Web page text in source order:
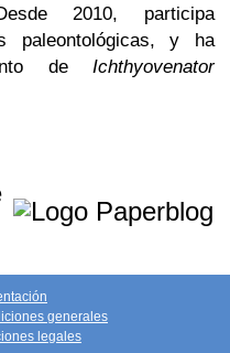
2010, participa
paleontológicas, y ha
de Ichthyovenator
generales
legales